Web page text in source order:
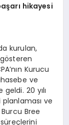
hikayesi
kurulan,
Kurucu
ve
20 yılı
ve
Bree